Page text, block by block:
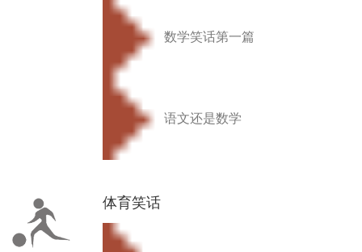
数学笑话第一篇
语文还是数学
体育笑话